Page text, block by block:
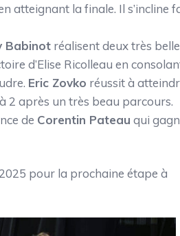
atteignant la finale. Il s’incline
Babinot réalisent deux très
d’Elise Ricolleau en
Eric Zovko réussit à
2 après un très beau parcours.
de Corentin Pateau qui
pour la prochaine étape à